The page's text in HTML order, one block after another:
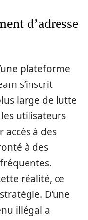
d’adresse
plateforme
s’inscrit
large de lutte
utilisateurs
à des
à des
réalité, ce
D’une
illégal a